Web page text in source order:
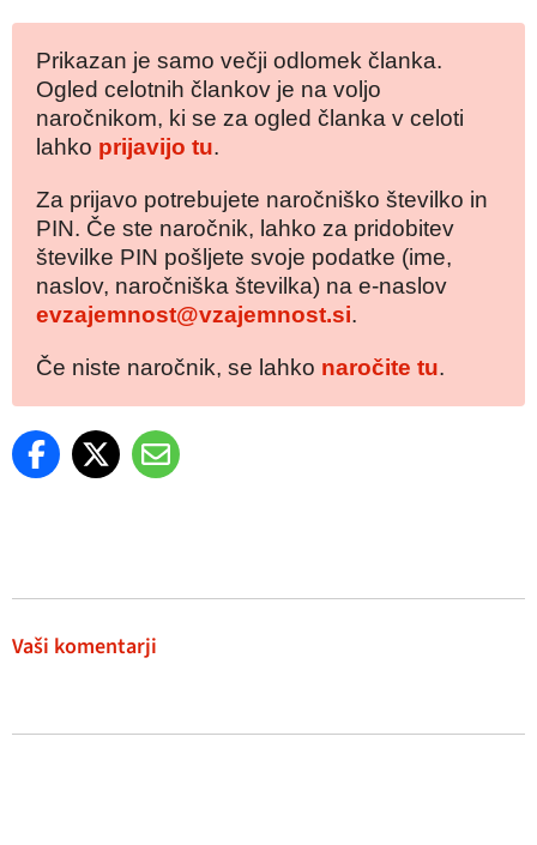
Prikazan je samo večji odlomek članka.
Ogled celotnih člankov je na voljo
naročnikom, ki se za ogled članka v celoti
lahko prijavijo tu.
Za prijavo potrebujete naročniško številko in
PIN. Če ste naročnik, lahko za pridobitev
številke PIN pošljete svoje podatke (ime,
naslov, naročniška številka) na e-naslov
evzajemnost@vzajemnost.si.
Če niste naročnik, se lahko naročite tu.
Vaši komentarji